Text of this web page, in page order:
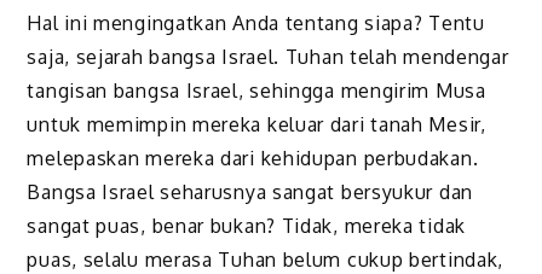
Hal ini mengingatkan Anda tentang siapa? Tentu
saja, sejarah bangsa Israel. Tuhan telah mendengar
tangisan bangsa Israel, sehingga mengirim Musa
untuk memimpin mereka keluar dari tanah Mesir,
melepaskan mereka dari kehidupan perbudakan.
Bangsa Israel seharusnya sangat bersyukur dan
sangat puas, benar bukan? Tidak, mereka tidak
puas, selalu merasa Tuhan belum cukup bertindak,